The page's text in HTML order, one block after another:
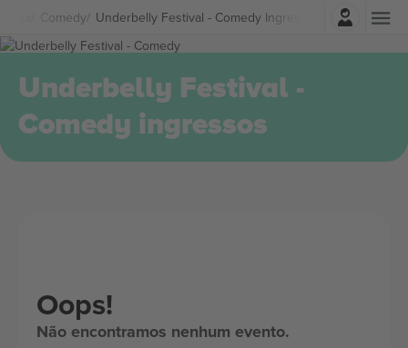
Comedy Underbelly Festival - Comedy Ingressos
Entrar
Underbelly Festival -
Comedy ingressos
Oops!
Não encontramos nenhum evento.